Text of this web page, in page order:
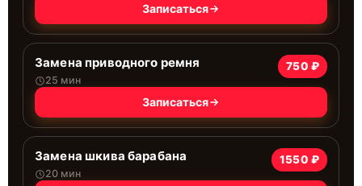
Записаться
Замена приводного ремня
25 мин
750 ₽
Записаться
Замена шкива барабана
20 мин
1550 ₽